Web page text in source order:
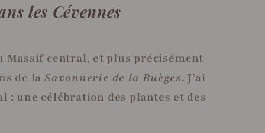
les Cévennes
Massif central, et plus précisément
de la Savonnerie de la Buèges. J’ai
: une célébration des plantes et des